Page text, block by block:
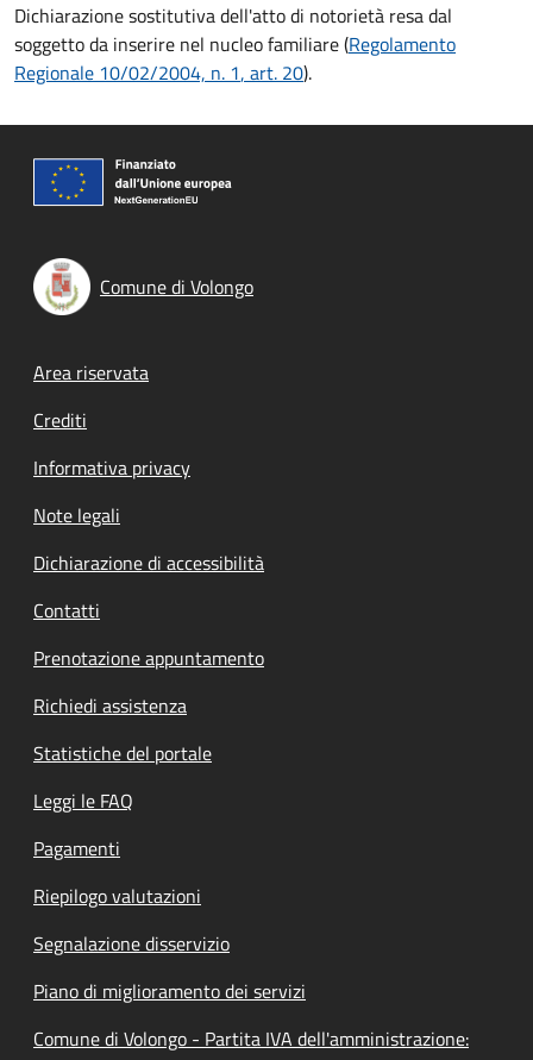
Dichiarazione sostitutiva dell'atto di notorietà resa dal
soggetto da inserire nel nucleo familiare (Regolamento
Regionale 10/02/2004, n. 1, art. 20).
Comune di Volongo
Footer menu
Area riservata
Crediti
Informativa privacy
Note legali
Dichiarazione di accessibilità
Contatti
Prenotazione appuntamento
Richiedi assistenza
Statistiche del portale
Leggi le FAQ
Pagamenti
Riepilogo valutazioni
Segnalazione disservizio
Piano di miglioramento dei servizi
Comune di Volongo - Partita IVA dell'amministrazione: